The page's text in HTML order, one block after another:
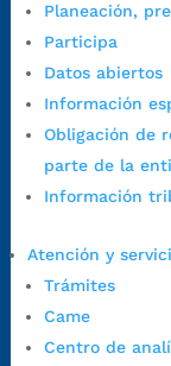
Planeación,
Participa
Datos abiertos
Información
Obligación de
parte de la
Información
Atención y
Trámites
Came
Centro de
Horario habitual
Teléfono
Líneagratuita:
+57
Correo Institucional: